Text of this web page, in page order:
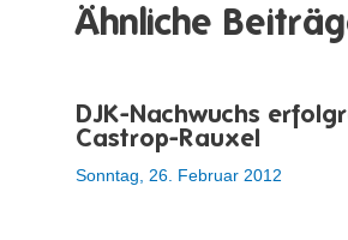
Ähnliche
DJK-Nachwuchs
Castrop-Rauxel
Sonntag, 26. Februar 2012